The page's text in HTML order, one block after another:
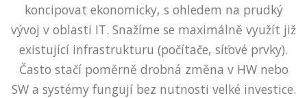
koncipovat ekonomicky, s ohledem na prudký
vývoj v oblasti IT. Snažíme se maximálně využít již
existující infrastrukturu (počítače, síťové prvky).
Často stačí poměrně drobná změna v HW nebo
SW a systémy fungují bez nutnosti velké investice.